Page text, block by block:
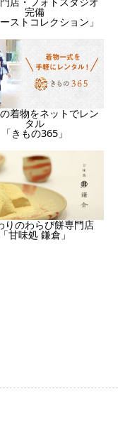
完備
ーストコレクション」
着物をネットでレン
タル
「きもの365」
りのわらび餅専門店
「甘味処 鎌倉」